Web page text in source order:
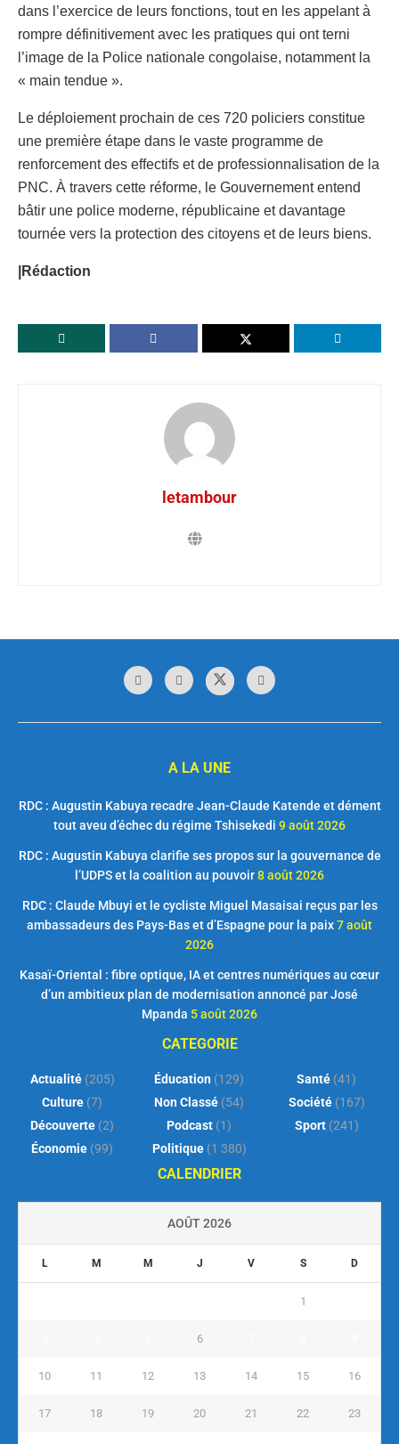
dans l’exercice de leurs fonctions, tout en les appelant à
rompre définitivement avec les pratiques qui ont terni
l’image de la Police nationale congolaise, notamment la
« main tendue ».
Le déploiement prochain de ces 720 policiers constitue
une première étape dans le vaste programme de
renforcement des effectifs et de professionnalisation de la
PNC. À travers cette réforme, le Gouvernement entend
bâtir une police moderne, républicaine et davantage
tournée vers la protection des citoyens et de leurs biens.
|Rédaction
letambour
A LA UNE
RDC : Augustin Kabuya recadre Jean-Claude Katende et dément
tout aveu d’échec du régime Tshisekedi 9 août 2026
RDC : Augustin Kabuya clarifie ses propos sur la gouvernance de
l’UDPS et la coalition au pouvoir8 août 2026
RDC : Claude Mbuyi et le cycliste Miguel Masaisai reçus par les
ambassadeurs des Pays-Bas et d’Espagne pour la paix7 août
2026
Kasaï-Oriental : fibre optique, IA et centres numériques au cœur
d’un ambitieux plan de modernisation annoncé par José
Mpanda 5 août 2026
CATEGORIE
Actualité(205)
Culture (7)
Découverte (2)
Économie (99)
Éducation (129)
Non Classé (54)
Podcast (1)
Politique(1 380)
Santé (41)
Société(167)
Sport(241)
CALENDRIER
AOÛT 2026
L M M J V S D
1
6
10 11 12 13 14 15 16
17 18 19 20 21 22 23